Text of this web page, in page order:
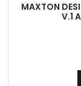
MAXTON
V.1